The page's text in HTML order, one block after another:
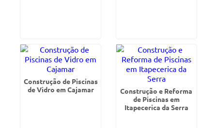
Construção de Piscinas
de Vidro em Cajamar
Construção e Reforma
de Piscinas em
Itapecerica da Serra